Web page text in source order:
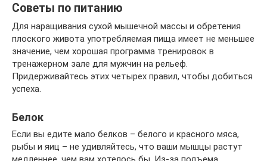
Советы по питанию
Для наращивания сухой мышечной массы и обретения
плоского живота употребляемая пища имеет не меньшее
значение, чем хорошая программа тренировок в
тренажерном зале для мужчин на рельеф.
Придерживайтесь этих четырех правил, чтобы добиться
успеха.
Белок
Если вы едите мало белков – белого и красного мяса,
рыбы и яиц – не удивляйтесь, что ваши мышцы растут